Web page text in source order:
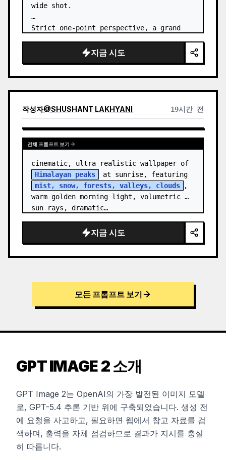
wide shot.
Strict one-point perspective, a grand
golden jade, passing through the sea of
clouds from the bottom…
지금 시도
작성자@SHUSHANT LAKHYANI 19시간 전
전체 프롬프트 보기
Himalayan peaks
mist, snow, forests, valleys, clouds
,
warm golden morning light, volumetric
sun rays, dramatic…
지금 시도
모든 프롬프트 보기
GPT IMAGE 2 소개
GPT Image 2는 OpenAI의 가장 발전된 이미지 모델
로, GPT-5.4 추론 기반 위에 구축되었습니다. 생성 전
에 요청을 사고하고, 필요하면 웹에서 참고 자료를 검
색하며, 출력을 자체 점검하므로 결과가 지시를 충실
히 따릅니다.